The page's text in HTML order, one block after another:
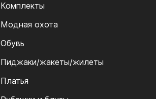
Комплекты
Модная охота
Обувь
Пиджаки/жакеты/жилеты
Платья